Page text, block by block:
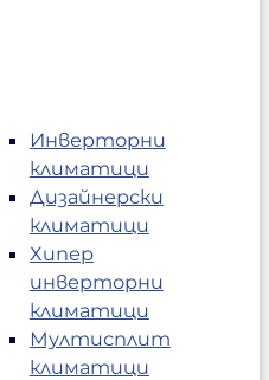
Инверторни
климатици
Дизайнерски
климатици
Хипер
инверторни
климатици
Мултисплит
климатици